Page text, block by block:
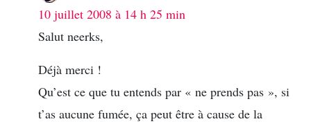
10 juillet 2008 à 14 h 25 min
Salut neerks,
Déjà merci !
Qu’est ce que tu entends par « ne prends pas », si
t’as aucune fumée, ça peut être à cause de la